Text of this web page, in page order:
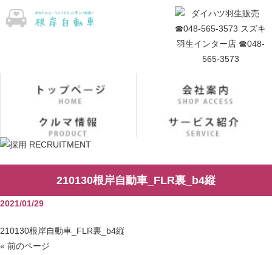
210130根岸自動車_FLR裏_b4縦
2021/01/29
210130根岸自動車_FLR裏_b4縦
« 前のページ